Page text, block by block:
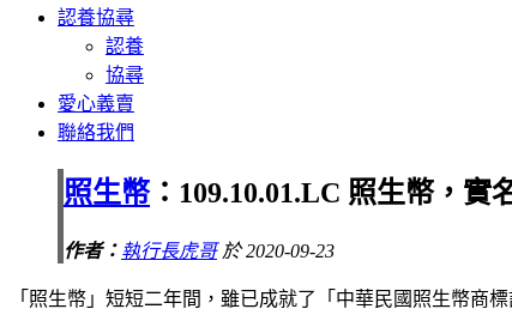
認養協尋
認養
協尋
愛心義賣
聯絡我們
照生幣：109.10.01.LC 照生幣，實
作者： 執行長虎哥於 2020-09-23
「照生幣」短短二年間，雖已成就了「中華民國照生幣商